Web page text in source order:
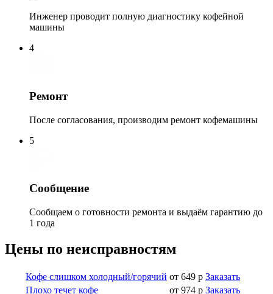
Инженер проводит полную диагностику кофейной
машины
4
Ремонт
После согласования, производим ремонт кофемашины
5
Сообщение
Сообщаем о готовности ремонта и выдаём гарантию до
1 года
Цены по неисправностям
Кофе слишком холодный/горячий от 649 р Заказать
Плохо течет кофе
от 974 р Заказать